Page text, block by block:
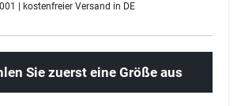
| kostenfreier Versand in DE
Sie zuerst eine Größe aus